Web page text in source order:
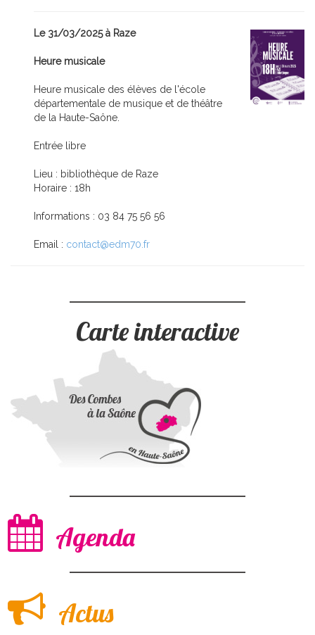
Le 31/03/2025 à Raze
Heure musicale
Heure musicale des élèves de l'école
départementale de musique et de théâtre
de la Haute-Saône.
Entrée libre
Lieu : bibliothèque de Raze
Horaire : 18h
Informations : 03 84 75 56 56
Email : contact@edm70.fr
Carte interactive
Agenda
Actus